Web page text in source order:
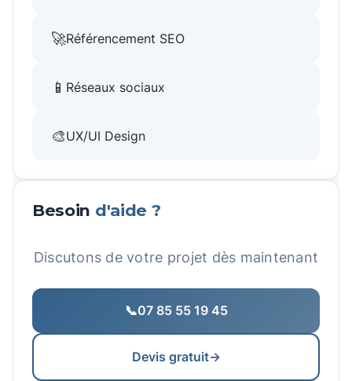
🚀Référencement SEO
📱 Réseaux sociaux
🎨UX/UI Design
Besoin d'aide ?
Discutons de votre projet dès maintenant
📞07 85 55 19 45
Devis gratuit→